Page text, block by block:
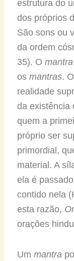
estrutura do
dos próprios
São sons ou
da ordem
35). O mantra
os mantras.
realidade
da existência
quem a
próprio ser
primordial,
material. A
ela é
contido nela
esta razão,
orações
Um mantra